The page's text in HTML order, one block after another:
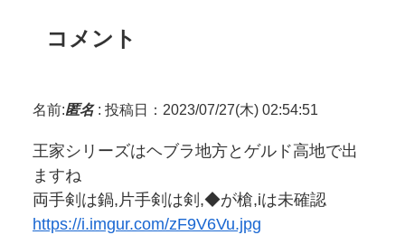
コメント
名前:匿名: 投稿日：2023/07/27(木) 02:54:51
王家シリーズはヘブラ地方とゲルド高地で出
ますね
両手剣は鍋,片手剣は剣,◆が槍,iは未確認
https://i.imgur.com/zF9V6Vu.jpg